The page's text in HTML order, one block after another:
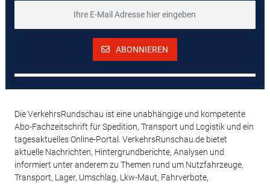
ABONNIEREN
Die VerkehrsRundschau ist eine unabhängige und kompetente
Abo-Fachzeitschrift für Spedition, Transport und Logistik und ein
tagesaktuelles Online-Portal. VerkehrsRunschau.de bietet
aktuelle Nachrichten, Hintergrundberichte, Analysen und
informiert unter anderem zu Themen rund um Nutzfahrzeuge,
Transport, Lager, Umschlag, Lkw-Maut, Fahrverbote,